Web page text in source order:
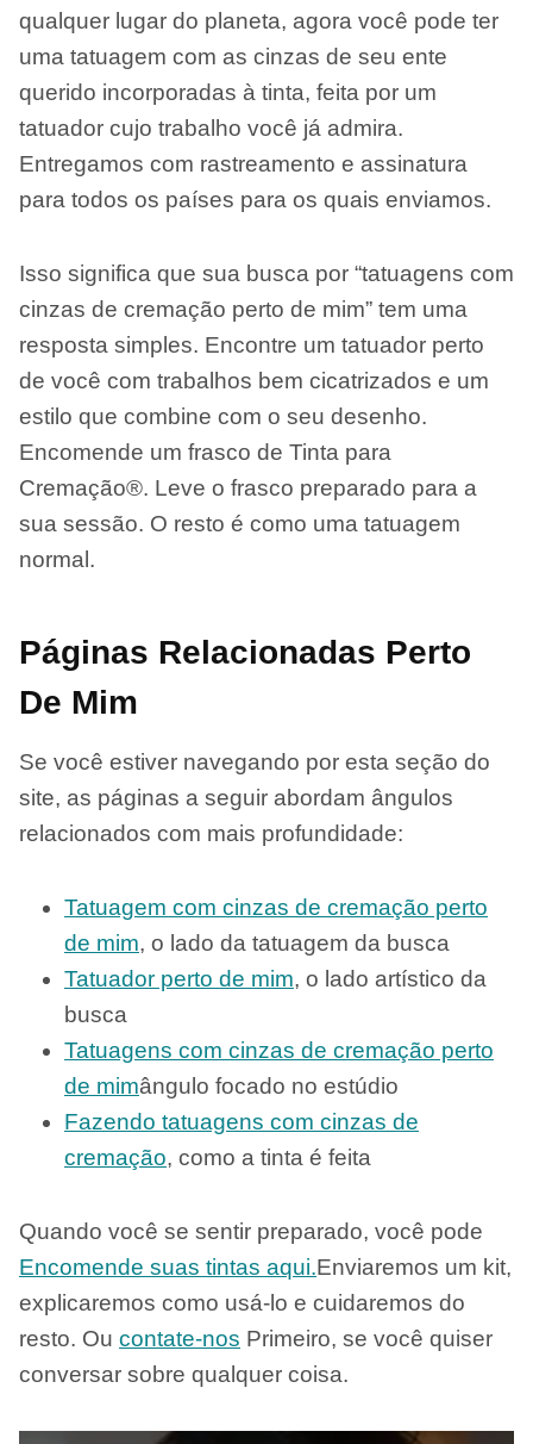
qualquer lugar do planeta, agora você pode ter
uma tatuagem com as cinzas de seu ente
querido incorporadas à tinta, feita por um
tatuador cujo trabalho você já admira.
Entregamos com rastreamento e assinatura
para todos os países para os quais enviamos.
Isso significa que sua busca por “tatuagens com
cinzas de cremação perto de mim” tem uma
resposta simples. Encontre um tatuador perto
de você com trabalhos bem cicatrizados e um
estilo que combine com o seu desenho.
Encomende um frasco de Tinta para
Cremação®. Leve o frasco preparado para a
sua sessão. O resto é como uma tatuagem
normal.
Páginas Relacionadas Perto
De Mim
Se você estiver navegando por esta seção do
site, as páginas a seguir abordam ângulos
relacionados com mais profundidade:
Tatuagem com cinzas de cremação perto
de mim, o lado da tatuagem da busca
Tatuador perto de mim, o lado artístico da
busca
Tatuagens com cinzas de cremação perto
de mimângulo focado no estúdio
Fazendo tatuagens com cinzas de
cremação, como a tinta é feita
Quando você se sentir preparado, você pode
Encomende suas tintas aqui.Enviaremos um kit,
explicaremos como usá-lo e cuidaremos do
resto. Ou contate-nos Primeiro, se você quiser
conversar sobre qualquer coisa.